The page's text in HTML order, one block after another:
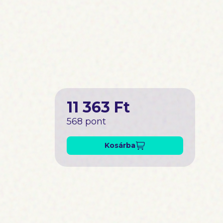
11 363 Ft
568 pont
Kosárba